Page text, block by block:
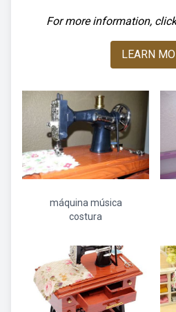
For more information,
LEARN
máquina música
costura